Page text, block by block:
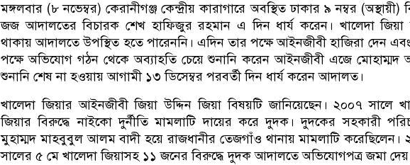
মঙ্গলবার (৮ নভেম্বর) কেরানীগঞ্জ কেন্দ্রীয় কারাগারে অবস্থিত ঢাকার ৯ নম্বর (অস্থায়ী)
জজ আদালতের বিচারক শেখ হাফিজুর রহমান এ দিন ধার্য করেন। খালেদা জিয়া
থাকায় আদালতে উপস্থিত হতে পারেননি। এদিন তার পক্ষে আইনজীবী হাজিরা দেন
পক্ষে অভিযোগ গঠন থেকে অব্যাহতি চেয়ে শুনানি করেন আইনজীবী এজে মোহাম্মদ
শুনানি শেষ না হওয়ায় আগামী ১৩ ডিসেম্বর পরবর্তী দিন ধার্য করেন আদালত।
খালেদা জিয়ার আইনজীবী জিয়া উদ্দিন জিয়া বিষয়টি জানিয়েছেন। ২০০৭ সালে
জিয়ার বিরুদ্ধে নাইকো দুর্নীতি মামলাটি দায়ের করে দুদক। দুদকের সহকারী
মুহাম্মদ মাহবুবুল আলম বাদী হয়ে রাজধানীর তেজগাঁও থানায় মামলাটি করেছিলেন।
সালের ৫ মে খালেদা জিয়াসহ ১১ জনের বিরুদ্ধে দুদক আদালতে অভিযোগপত্র জমা